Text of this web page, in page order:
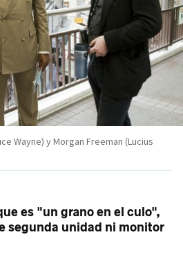
Wayne) y Morgan Freeman (Lucius
es "un grano en el culo",
segunda unidad ni monitor